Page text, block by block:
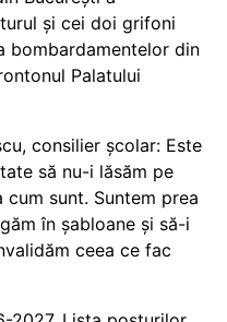
și cei doi grifoni
bombardamentelor din
Palatului
consilier școlar: Este
să nu-i lăsăm pe
sunt. Suntem prea
în șabloane și să-i
ceea ce fac